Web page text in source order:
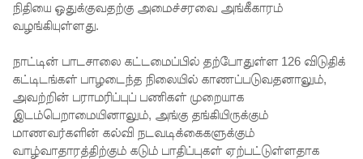
எரிவாயு
விலையிலு
ம்
மாற்றமில்
லை!
பாகுபாடற்
நிதியை ஒதுக்குவதற்கு அமைச்சரவை அங்கீகாரம்
வழங்கியுள்ளது.
நாட்டின் பாடசாலை கட்டமைப்பில் தற்போதுள்ள 126 விடுதிக்
கட்டிடங்கள் பாழடைந்த நிலையில் காணப்படுவதனாலும்,
அவற்றின் பராமரிப்புப் பணிகள் முறையாக
இடம்பெறாமையினாலும், அங்கு தங்கியிருக்கும்
மாணவர்களின் கல்வி நடவடிக்கைகளுக்கும்
வாழ்வாதாரத்திற்கும் கடும் பாதிப்புகள் ஏற்பட்டுள்ளதாக